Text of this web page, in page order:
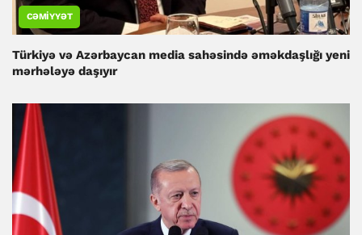
CƏMIYYƏT
Türkiyə və Azərbaycan media sahəsində əməkdaşlığı yeni
mərhələyə daşıyır